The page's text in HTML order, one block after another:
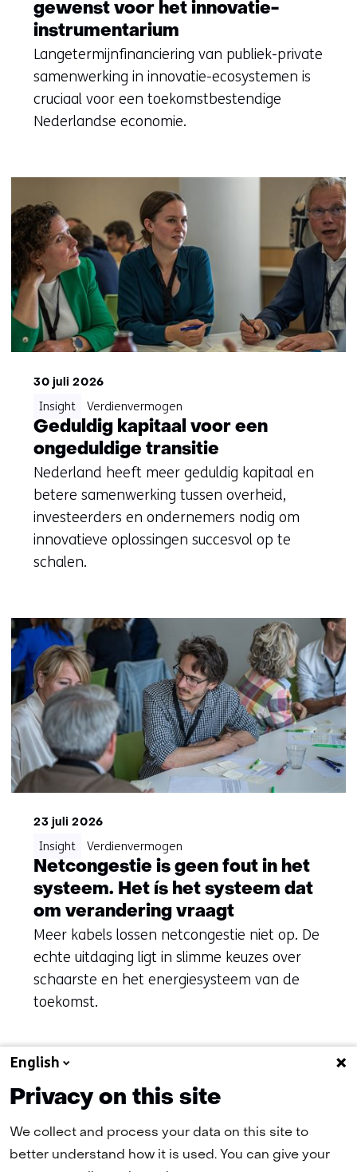
gewenst voor het innovatie-
instrumentarium
Langetermijnfinanciering van publiek-private
samenwerking in innovatie-ecosystemen is
cruciaal voor een toekomstbestendige
Nederlandse economie.
30 juli 2026
Geduldig kapitaal voor een
ongeduldige transitie
Nederland heeft meer geduldig kapitaal en
betere samenwerking tussen overheid,
investeerders en ondernemers nodig om
innovatieve oplossingen succesvol op te
schalen.
Insight Verdienvermogen
23 juli 2026
Netcongestie is geen fout in het
systeem. Het ís het systeem dat
om verandering vraagt
Meer kabels lossen netcongestie niet op. De
echte uitdaging ligt in slimme keuzes over
schaarste en het energiesysteem van de
toekomst.
Insight Verdienvermogen
Naar alle artikelen
(naar homepage)
English
Privacy on this site
We collect and process your data on this site to
better understand how it is used. You can give your